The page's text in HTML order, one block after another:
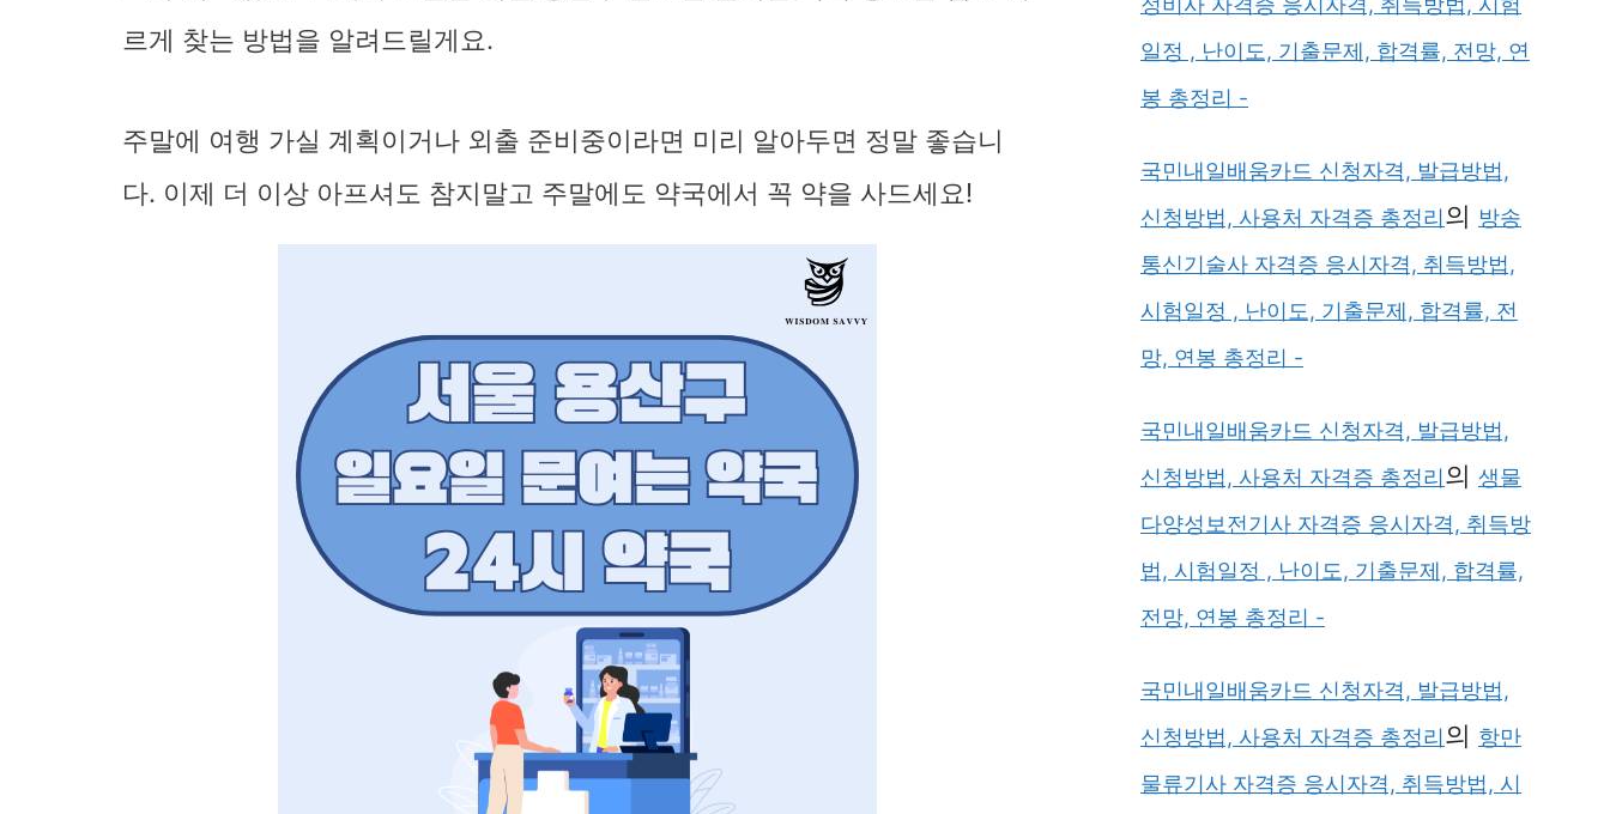
르게 찾는 방법을 알려드릴게요.
주말에 여행 가실 계획이거나 외출 준비중이라면 미리 알아두면 정말 좋습니
다. 이제 더 이상 아프셔도 참지말고 주말에도 약국에서 꼭 약을 사드세요!
일정 , 난이도, 기출문제, 합격률, 전망, 연
봉 총정리 -
국민내일배움카드 신청자격, 발급방법,
신청방법, 사용처 자격증 총정리의 방송
통신기술사 자격증 응시자격, 취득방법,
시험일정 , 난이도, 기출문제, 합격률, 전
망, 연봉 총정리 -
국민내일배움카드 신청자격, 발급방법,
신청방법, 사용처 자격증 총정리의 생물
다양성보전기사 자격증 응시자격, 취득방
법, 시험일정 , 난이도, 기출문제, 합격률,
전망, 연봉 총정리 -
국민내일배움카드 신청자격, 발급방법,
신청방법, 사용처 자격증 총정리의 항만
물류기사 자격증 응시자격, 취득방법, 시